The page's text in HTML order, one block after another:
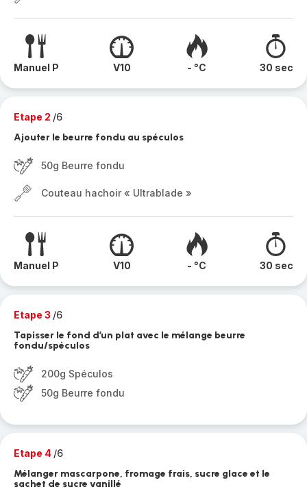
Manuel P V10 - °C 30 sec
Etape 2 /6
Ajouter le beurre fondu au spéculos
50g Beurre fondu
Couteau hachoir « Ultrablade »
Manuel P V10 - °C 30 sec
Etape 3 /6
Tapisser le fond d’un plat avec le mélange beurre
fondu/spéculos
200g Spéculos
50g Beurre fondu
Etape 4 /6
Mélanger mascarpone, fromage frais, sucre glace et le
sachet de sucre vanillé